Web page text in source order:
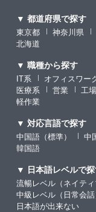
▼ 都道府県で探す
東京都 神奈川県
北海道
▼ 職種から探す
IT系 オフィスワー
医療系
営業 工場
軽作業
▼ 対応言語で探す
中国語（標準） 中
韓国語
▼ 日本語レベルで
流暢レベル（ネイティ
中級レベル（日常会話
日本語が出来ない